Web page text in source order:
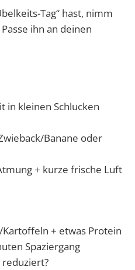
Tag“ hast, nimm
ihn an deinen
in kleinen Schlucken
Banane oder
+ kurze frische Luft
+ etwas Protein
Spaziergang